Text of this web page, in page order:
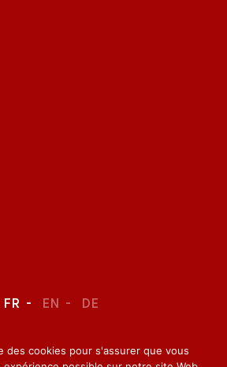
FR EN DE
–CONFIDENTIALITY
des cookies pour s'assurer que vous